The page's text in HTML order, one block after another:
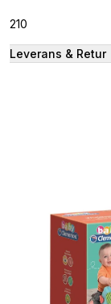
210
Leverans & Retur